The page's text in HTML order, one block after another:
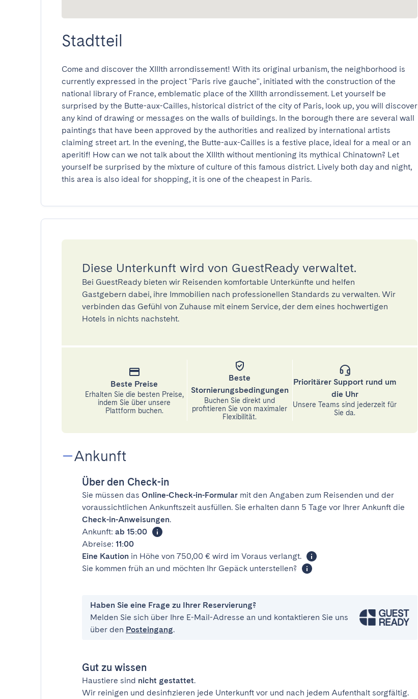
Stadtteil
Come and discover the XIIIth arrondissement! With its original urbanism, the neighborhood is
currently expressed in the project "Paris rive gauche", initiated with the construction of the
national library of France, emblematic place of the XIIIth arrondissement. Let yourself be
surprised by the Butte-aux-Cailles, historical district of the city of Paris, look up, you will discover
any kind of drawing or messages on the walls of buildings. In the borough there are several wall
paintings that have been approved by the authorities and realized by international artists
claiming street art. In the evening, the Butte-aux-Cailles is a festive place, ideal for a meal or an
aperitif! How can we not talk about the XIIIth without mentioning its mythical Chinatown? Let
yourself be surprised by the mixture of culture of this famous district. Lively both day and night,
this area is also ideal for shopping, it is one of the cheapest in Paris.
Diese Unterkunft wird von GuestReady verwaltet.
Bei GuestReady bieten wir Reisenden komfortable Unterkünfte und helfen
Gastgebern dabei, ihre Immobilien nach professionellen Standards zu verwalten. Wir
verbinden das Gefühl von Zuhause mit einem Service, der dem eines hochwertigen
Hotels in nichts nachsteht.
Beste Preise
Erhalten Sie die besten Preise,
indem Sie über unsere
Plattform buchen.
Beste
Stornierungsbedingungen
Buchen Sie direkt und
profitieren Sie von maximaler
Flexibilität.
Prioritärer Support rund um
die Uhr
Unsere Teams sind jederzeit für
Sie da.
Ankunft
Über den Check-in
Sie müssen das Online-Check-in-Formular mit den Angaben zum Reisenden und der
voraussichtlichen Ankunftszeit ausfüllen. Sie erhalten dann 5 Tage vor Ihrer Ankunft die
Check-in-Anweisungen.
Ankunft: ab 15:00
Abreise: 11:00
Eine Kaution in Höhe von 750,00 € wird im Voraus verlangt.
Sie kommen früh an und möchten Ihr Gepäck unterstellen?
Haben Sie eine Frage zu Ihrer Reservierung?
Melden Sie sich über Ihre E-Mail-Adresse an und kontaktieren Sie uns
über den Posteingang.
Gut zu wissen
Haustiere sind nicht gestattet.
Wir reinigen und desinfizieren jede Unterkunft vor und nach jedem Aufenthalt sorgfältig.